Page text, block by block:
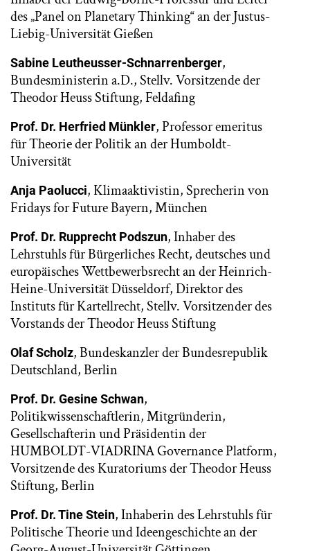
des „Panel on Planetary Thinking“ an der Justus-
Liebig-Universität Gießen
Sabine Leutheusser-Schnarrenberger,
Bundesministerin a.D., Stellv. Vorsitzende der
Theodor Heuss Stiftung, Feldafing
Prof. Dr. Herfried Münkler, Professor emeritus
für Theorie der Politik an der Humboldt-
Universität
Anja Paolucci, Klimaaktivistin, Sprecherin von
Fridays for Future Bayern, München
Prof. Dr. Rupprecht Podszun, Inhaber des
Lehrstuhls für Bürgerliches Recht, deutsches und
europäisches Wettbewerbsrecht an der Heinrich-
Heine-Universität Düsseldorf, Direktor des
Instituts für Kartellrecht, Stellv. Vorsitzender des
Vorstands der Theodor Heuss Stiftung
Olaf Scholz, Bundeskanzler der Bundesrepublik
Deutschland, Berlin
Prof. Dr. Gesine Schwan,
Politikwissenschaftlerin, Mitgründerin,
Gesellschafterin und Präsidentin der
HUMBOLDT-VIADRINA Governance Platform,
Vorsitzende des Kuratoriums der Theodor Heuss
Stiftung, Berlin
Prof. Dr. Tine Stein, Inhaberin des Lehrstuhls für
Politische Theorie und Ideengeschichte an der